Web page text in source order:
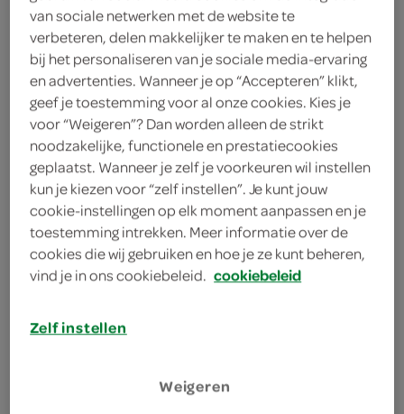
omschrijving
IJs met vanillesmaak met gekleurde
melkchocoladesnoepjes
inhoud en gewicht
190 Gram
79% IJs met vanillesmaak (magere MELK, suiker,
van sociale netwerken met de website te
verbeteren, delen makkelijker te maken en te helpen
bij het personaliseren van je sociale media-ervaring
en advertenties. Wanneer je op “Accepteren” klikt,
geef je toestemming voor al onze cookies. Kies je
voor “Weigeren”? Dan worden alleen de strikt
noodzakelijke, functionele en prestatiecookies
geplaatst. Wanneer je zelf je voorkeuren wil instellen
kun je kiezen voor “zelf instellen”. Je kunt jouw
cookie-instellingen op elk moment aanpassen en je
toestemming intrekken. Meer informatie over de
cookies die wij gebruiken en hoe je ze kunt beheren,
vind je in ons cookiebeleid. cookiebeleid
Zelf instellen
Weigeren